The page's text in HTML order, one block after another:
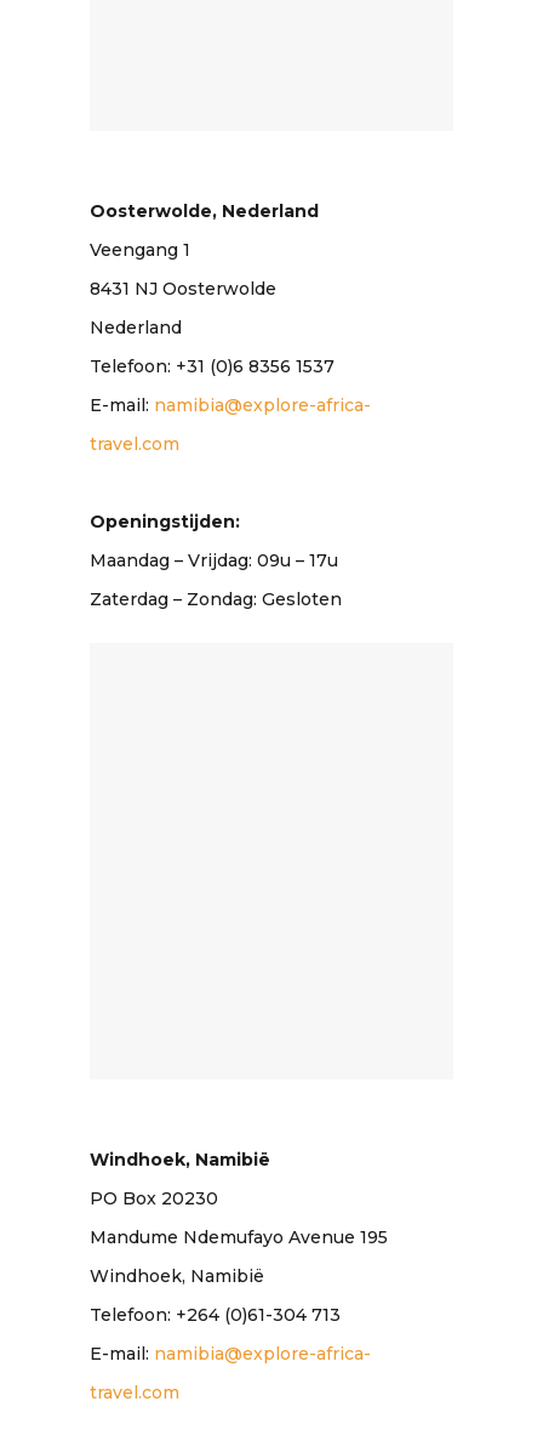
Oosterwolde, Nederland
Veengang 1
8431 NJ Oosterwolde
Nederland
Telefoon: +31 (0)6 8356 1537
E-mail: namibia@explore-africa-
travel.com
Openingstijden:
Maandag – Vrijdag: 09u – 17u
Zaterdag – Zondag: Gesloten
Windhoek, Namibië
​PO Box 20230
Mandume Ndemufayo Avenue 195
Windhoek, Namibië
Telefoon: +264 (0)61-304 713
E-mail: namibia@explore-africa-
travel.com